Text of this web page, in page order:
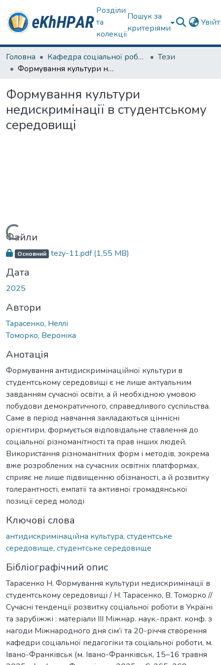
Розділи
та
колекції
Пошук за
критеріями
Головна Кафедра соціальної роботи
Тези
Формування культури недискримінації в студентському середовищі
Формування культури
недискримінації в студентському
середовищі
Вантажиться...
Файли
Основний tezy-11.pdf(1,55 MB)
Дата
2025
Автори
Тарасенко, Неллі
Томорко, Вероніка
Анотація
Формування антидискримінаційної культури в
студентському середовищі є не лише актуальним
завданням сучасної освіти, а й необхідною умовою
побудови демократичного, справедливого суспільства.
Саме в період навчання закладаються ціннісні
орієнтири, формується відповідальне ставлення до
соціальної різноманітності та прав інших людей.
Використання різноманітних форм і методів, зокрема
вже розроблених на сучасних освітніх платформах,
сприяє не лише підвищенню обізнаності, а й розвитку
толерантності, емпатії та активної громадянської
позиції серед молоді
Ключові слова
антидискримінаційна культура, студентське
середовище, студентське середовище
Бібліографічний опис
Тарасенко Н. Формування культури недискримінації в
студентському середовищі / Н. Тарасенко, В. Томорко //
Сучасні тенденції розвитку соціальної роботи в Україні
та зарубіжжі : матеріали ІІІ Міжнар. наук.-практ. конф. з
нагоди Міжнародного дня сім’ї та 20-річчя створення
кафедри соціальної педагогіки та соціальної роботи, м.
Івано-Франківськ (м. Івано-Франківськ, 15–16 травня